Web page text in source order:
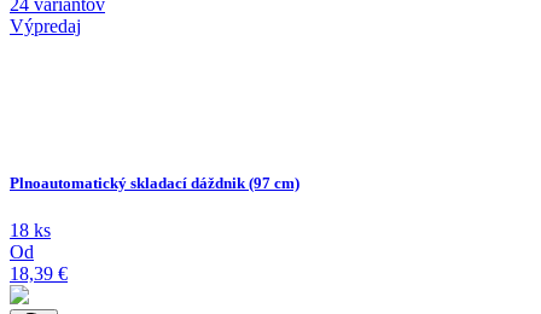
24 variantov
Výpredaj
Plnoautomatický skladací dáždnik (97 cm)
18 ks
Od
18,39 €